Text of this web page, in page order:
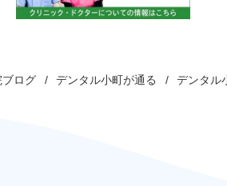
ブログ デンタル小町が通る デンタル